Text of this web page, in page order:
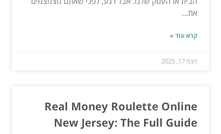
את...
קרא עוד »
דצמ 17, 2025
Real Money Roulette Online
New Jersey: The Full Guide